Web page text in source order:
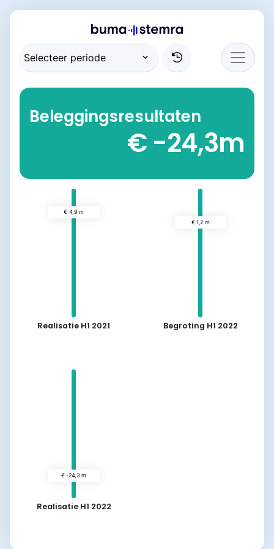
Beleggingsresultaten
€ -24,3m
Realisatie H1 2021 Begroting H1 2022
Realisatie H1 2022